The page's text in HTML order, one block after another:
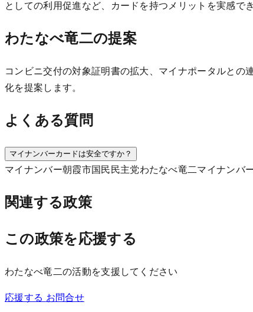
としての利用促進など、カードを持つメリットを実感で
わたなべ竜二の提案
コンビニ交付の対象証明書の拡大、マイナポータルと
化を提案します。
よくある質問
マイナンバーカードは安全ですか？
マイナンバー朝霞市国民民主党わたなべ竜二マイナンバ
関連する政策
この政策を応援する
わたなべ竜二の活動を支援してください
応援する お問合せ